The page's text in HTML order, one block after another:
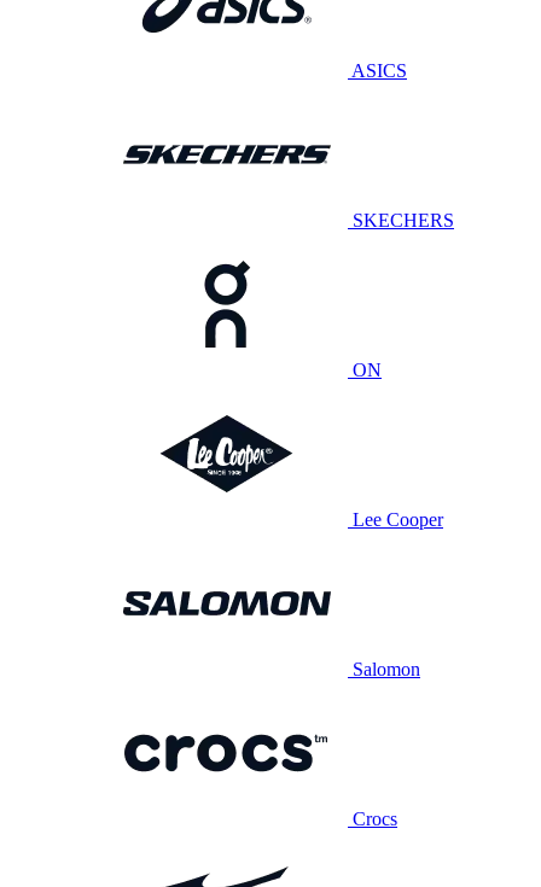
ASICS
SKECHERS
ON
Lee Cooper
Salomon
Crocs